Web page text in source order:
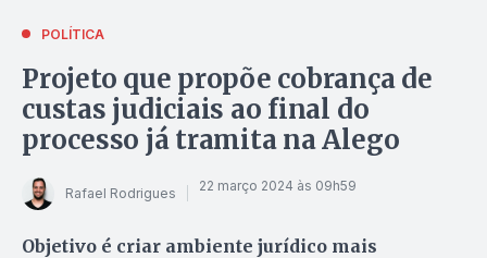
POLÍTICA
Projeto que propõe cobrança de
custas judiciais ao final do
processo já tramita na Alego
Rafael Rodrigues 22 março 2024 às 09h59
Objetivo é criar ambiente jurídico mais